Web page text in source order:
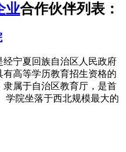
业合作伙伴列表：
宁夏回族自治区人民政府
高等学历教育招生资格的
属于自治区教育厅，是首
学院坐落于西北规模最大的